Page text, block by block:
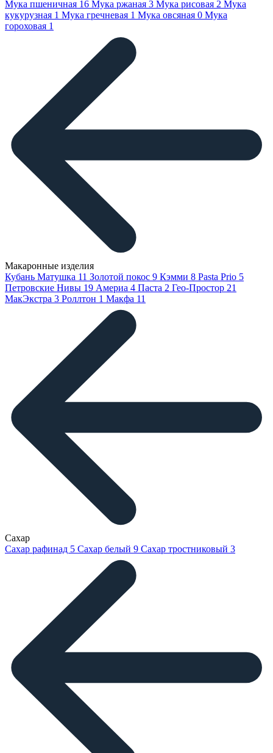
Мука пшеничная 16 Мука ржаная 3 Мука рисовая 2 Мука
кукурузная 1 Мука гречневая 1 Мука овсяная 0 Мука
гороховая 1
Макаронные изделия
Кубань Матушка 11 Золотой покос 9 Кэмми 8 Pasta Prio 5
Петровские Нивы 19 Америа 4 Паста 2 Гео-Простор 21
МакЭкстра 3 Роллтон 1 Макфа 11
Сахар
Сахар рафинад 5 Сахар белый 9 Сахар тростниковый 3